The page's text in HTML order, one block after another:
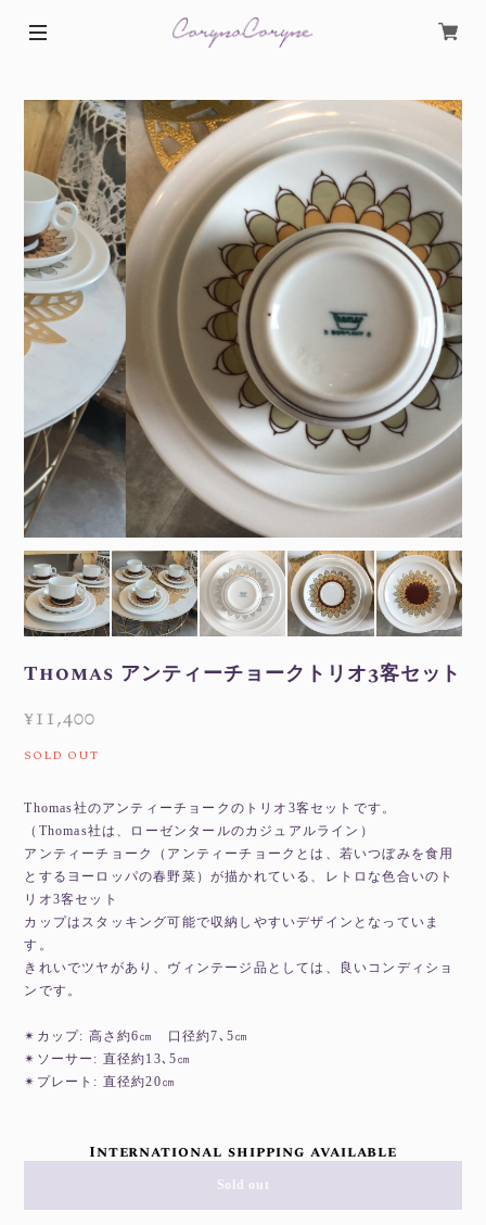
Thomas アンティーチョークトリオ3客セット
¥11,400
SOLD OUT
Thomas社のアンティーチョークのトリオ3客セットです。
（Thomas社は、ローゼンタールのカジュアルライン）
アンティーチョーク（アンティーチョークとは、若いつぼみを食用
とするヨーロッパの春野菜）が描かれている、レトロな色合いのト
リオ3客セット
カップはスタッキング可能で収納しやすいデザインとなっていま
す。
きれいでツヤがあり、ヴィンテージ品としては、良いコンディショ
ンです。
✴︎カップ: 高さ約6㎝ 口径約7､5㎝
✴︎ソーサー: 直径約13､5㎝
✴︎プレート: 直径約20㎝
International shipping available
Sold out